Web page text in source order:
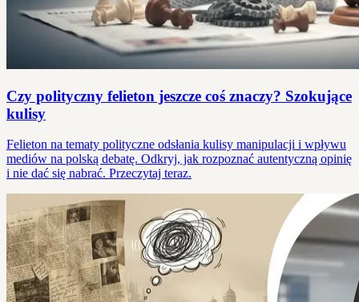
Czy polityczny felieton jeszcze coś znaczy? Szokujące
kulisy
Felieton na tematy polityczne odsłania kulisy manipulacji i wpływu
mediów na polską debatę. Odkryj, jak rozpoznać autentyczną opinię
i nie dać się nabrać. Przeczytaj teraz.